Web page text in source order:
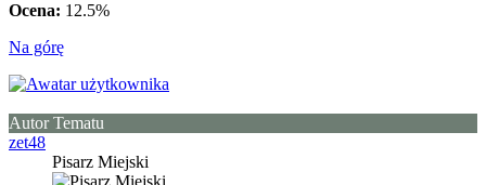
Ocena: 12.5%
Na górę
Autor Tematu
zet48
Pisarz Miejski